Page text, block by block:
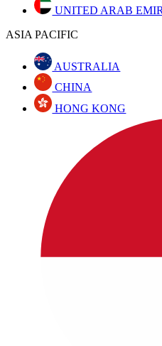
UNITED ARAB
ASIA PACIFIC
AUSTRALIA
CHINA
HONG KONG